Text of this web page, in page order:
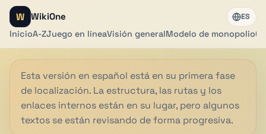
W WikiOne
InicioA-ZJuego en líneaVisión generalModelo de monopolio
ES
Esta versión en español está en su primera fase
de localización. La estructura, las rutas y los
enlaces internos están en su lugar, pero algunos
textos se están revisando de forma progresiva.